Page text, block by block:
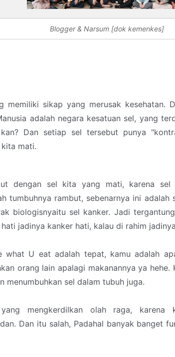
Blogger & Narsum [dok kemenkes]
memiliki sikap yang merusak kesehatan.
adalah negara kesatuan sel, yang
Dan setiap sel tersebut punya
mati.
dengan sel kita yang mati, karena sel
tumbuhnya rambut, sebenarnya ini adalah
biologisnyaitu sel kanker. Jadi
jadinya kanker hati, kalau di rahim
what U eat adalah tepat, kamu adalah
orang lain apalagi makanannya ya hehe.
menumbuhkan sel dalam tubuh juga.
mengkerdilkan olah raga, karena
Dan itu salah, Padahal banyak banget